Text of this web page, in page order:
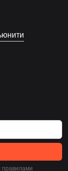
правилами